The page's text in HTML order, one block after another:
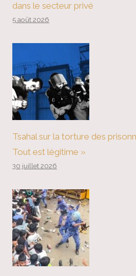
dans le secteur privé
5 août 2026
Tsahal sur la torture des
Tout est légitime »
30 juillet 2026